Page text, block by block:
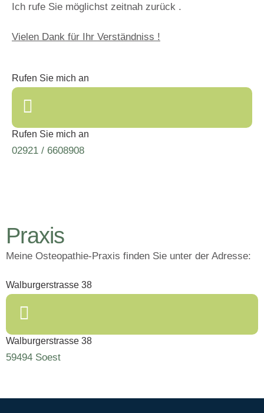
Ich rufe Sie möglichst zeitnah zurück .
Vielen Dank für Ihr Verständniss !
Rufen Sie mich an
Rufen Sie mich an
02921 / 6608908
Praxis
Meine Osteopathie-Praxis finden Sie unter der Adresse:
Walburgerstrasse 38
Walburgerstrasse 38
59494 Soest